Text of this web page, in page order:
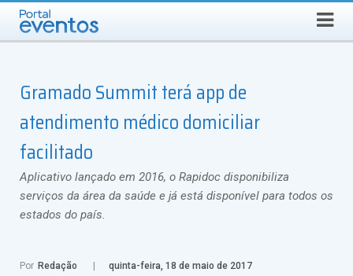
SEXTA-FEIRA, 7 DE AGOSTO DE 2026 Busca
Gramado Summit terá app de
atendimento médico domiciliar
facilitado
Aplicativo lançado em 2016, o Rapidoc disponibiliza
serviços da área da saúde e já está disponível para todos os
estados do país.
Por Redação quinta-feira, 18 de maio de 2017